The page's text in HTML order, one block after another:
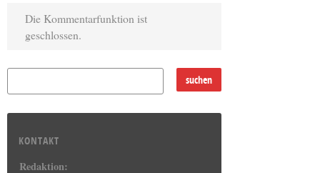
Die Kommentarfunktion ist
geschlossen.
KONTAKT
Redaktion: